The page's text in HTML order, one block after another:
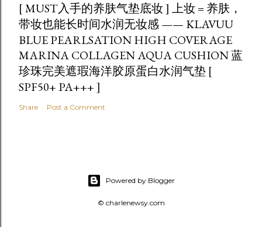
[ MUST入手的养肤气垫底妆 ] 上妆 = 养肤，
带妆也能长时间水润无妆感 —— KLAVUU
BLUE PEARLSATION HIGH COVERAGE
MARINA COLLAGEN AQUA CUSHION 蓝
珍珠完美遮瑕海洋胶原蛋白水润气垫 [
SPF50+ PA+++ ]
Share Post a Comment
Powered by Blogger
© charlenewsy.com